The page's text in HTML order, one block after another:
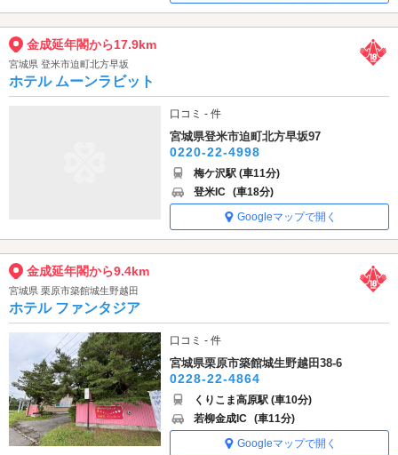
金成延年閣から17.9km
宮城県 登米市迫町北方早坂
ホテル ムーンラビット
口コミ - 件
宮城県登米市迫町北方早坂97
0220-22-4998
梅ケ沢駅 (車11分)
登米IC (車18分)
Googleマップで開く
金成延年閣から9.4km
宮城県 栗原市築館城生野越田
ホテル ファンタジア
口コミ - 件
宮城県栗原市築館城生野越田38-6
0228-22-4864
くりこま高原駅 (車10分)
若柳金成IC (車11分)
Googleマップで開く